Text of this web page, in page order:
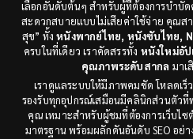
เลือกอันดับต้นๆ สำหรับผู้ที่ต้องการบำบั
สะดวกสบายแบบไม่เสียค่าใช้จ่าย คุณส
สุข” ทั้งหนังพากย์ไทย, หนังซับไทย,
ครบในที่เดียว เราคัดสรรทั้ง หนังใหม่อั
คุณภาพระดับสากล มาเ
เราดูแลระบบให้มีภาพคมชัด โหลดเ
รองรับทุกอุปกรณ์เสมือนมีคลินิกส่วนตัว
คุณ เหมาะสำหรับผู้ชมที่ต้องการเว็บไ
มาตรฐาน พร้อมผลักดันอันดับ SEO อย่